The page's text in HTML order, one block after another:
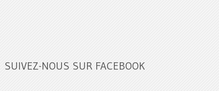
SUIVEZ-NOUS SUR FACEBOOK